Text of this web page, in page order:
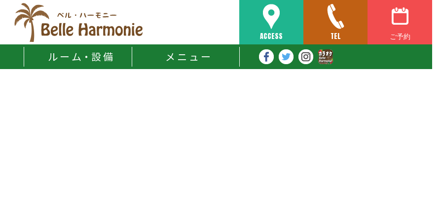
ACCESS TEL ご予約
ル ー ム・設 備 メ ニ ュ ー